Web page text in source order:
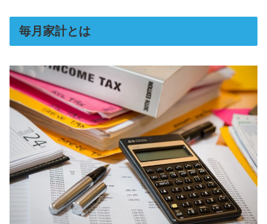
毎月家計とは